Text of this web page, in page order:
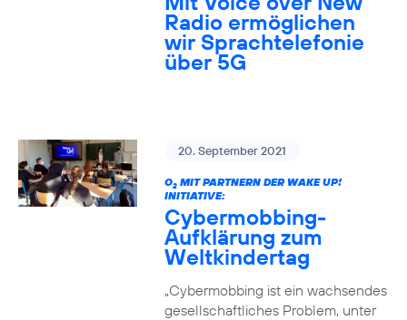
Radio ermöglichen
wir Sprachtelefonie
über 5G
20. September 2021
O2MIT PARTNERN DER WAKE UP!
INITIATIVE:
Cybermobbing-
Aufklärung zum
Weltkindertag
„Cybermobbing ist ein wachsendes
gesellschaftliches Problem, unter